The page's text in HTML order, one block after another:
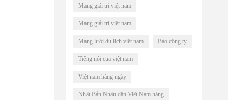
Mạng giải trí việt nam
Mạng giải trí việt nam
Mạng lưới du lịch việt nam Báo công ty
Tiếng nói của việt nam
Việt nam hàng ngày
Nhật Bản Nhân dân Việt Nam hàng